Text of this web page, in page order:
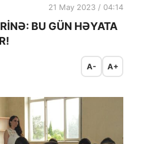
21 May 2023 / 04:14
BU GÜN HƏYATA
A- A+